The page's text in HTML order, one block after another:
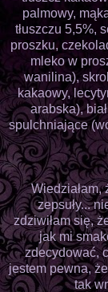
palmowy,
tłuszczu 5,5%,
proszku,
mleko w
wanilina),
kakaowy,
arabska),
spulchniające
Wiedziałam,
zepsuły...
zdziwiłam się,
jak mi
zdecydować,
jestem pewna,
tak